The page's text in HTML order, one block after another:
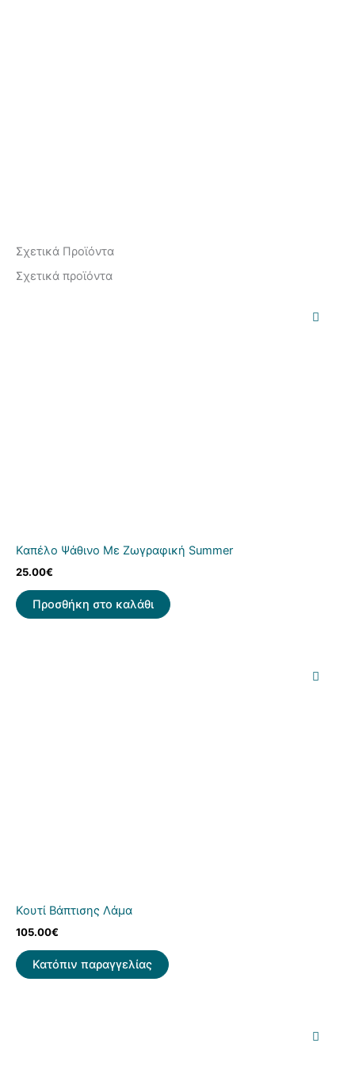
Σχετικά Προϊόντα
Σχετικά προϊόντα
Καπέλο Ψάθινο Με Ζωγραφική Summer
25.00€
Προσθήκη στο καλάθι
Κουτί Βάπτισης Λάμα
105.00€
Κατόπιν παραγγελίας